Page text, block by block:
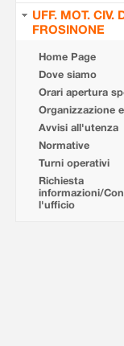
UFF. MOT. CIV.
FROSINONE
Home Page
Dove siamo
Orari apertura
Organizzazione
Avvisi all'utenza
Normative
Turni operativi
Richiesta
informazioni/
l'ufficio